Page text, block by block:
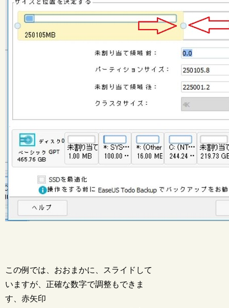
この例では、おおまかに、スライドして
いますが、正確な数字で調整もできま
す、赤矢印